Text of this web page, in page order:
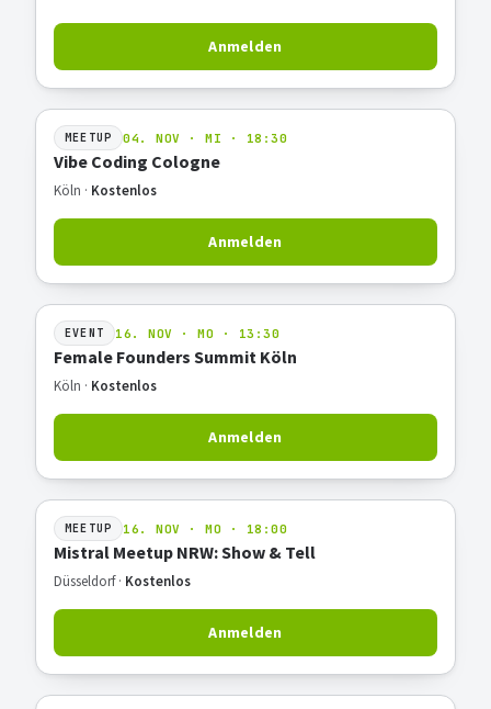
Anmelden
MEETUP 04. NOV · MI · 18:30
Vibe Coding Cologne
Köln · Kostenlos
Anmelden
EVENT 16. NOV · MO · 13:30
Female Founders Summit Köln
Köln · Kostenlos
Anmelden
MEETUP 16. NOV · MO · 18:00
Mistral Meetup NRW: Show & Tell
Düsseldorf · Kostenlos
Anmelden